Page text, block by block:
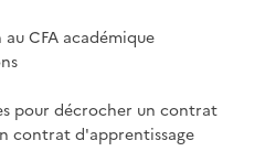
CFA académique
pour décrocher un contrat
contrat d'apprentissage